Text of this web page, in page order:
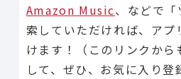
Amazon Music、などで
索していただければ、アプ
けます！（このリンクから
して、ぜひ、お気に入り登